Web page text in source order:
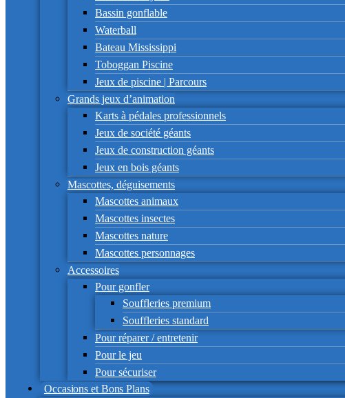
Bassin gonflable
Waterball
Bateau Mississippi
Toboggan Piscine
Jeux de piscine | Parcours
Grands jeux d’animation
Karts à pédales professionnels
Jeux de société géants
Jeux de construction géants
Jeux en bois géants
Mascottes, déguisements
Mascottes animaux
Mascottes insectes
Mascottes nature
Mascottes personnages
Accessoires
Pour gonfler
Souffleries premium
Souffleries standard
Pour réparer / entretenir
Pour le jeu
Pour sécuriser
Occasions et Bons Plans